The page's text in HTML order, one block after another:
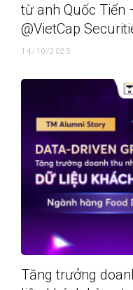
từ anh Quốc
@VietCap
14/10/2025
Tăng trưởng